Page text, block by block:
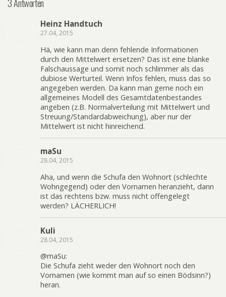
Heinz Handtuch
27.04, 2015
Hä, wie kann man denn fehlende Informationen
durch den Mittelwert ersetzen? Das ist eine blanke
Falschaussage und somit noch schlimmer als das
dubiose Werturteil. Wenn Infos fehlen, muss das so
angegeben werden. Da kann man gerne noch ein
allgemeines Modell des Gesamtdatenbestandes
angeben (z.B. Normalverteilung mit Mittelwert und
Streuung/Standardabweichung), aber nur der
Mittelwert ist nicht hinreichend.
maSu
28.04, 2015
Aha, und wenn die Schufa den Wohnort (schlechte
Wohngegend) oder den Vornamen heranzieht, dann
ist das rechtens bzw. muss nicht offengelegt
werden? LÄCHERLICH!
Kuli
28.04, 2015
@maSu:
Die Schufa zieht weder den Wohnort noch den
Vornamen (wie kommt man auf so einen Bödsinn?)
heran.